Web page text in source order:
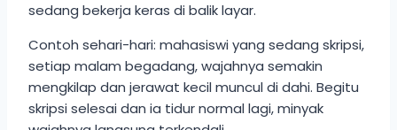
sedang bekerja keras di balik layar.
Contoh sehari-hari: mahasiswi yang sedang skripsi,
setiap malam begadang, wajahnya semakin
mengkilap dan jerawat kecil muncul di dahi. Begitu
skripsi selesai dan ia tidur normal lagi, minyak